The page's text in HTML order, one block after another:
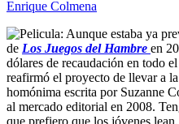
Enrique Colmena
Aunque estaba ya
de Los Juegos del Hambre en
dólares de recaudación en todo
reafirmó el proyecto de llevar a
homónima escrita por Suzanne
al mercado editorial en 2008.
que prefiero que los jóvenes